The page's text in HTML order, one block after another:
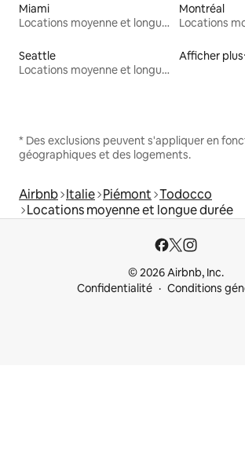
Miami
Locations moyenne et longue durée
Montréal
Seattle
Locations moyenne et longue durée
Afficher plus
* Des exclusions peuvent s'appliquer en
géographiques et des logements.
Airbnb Italie Piémont Todocco
Locations moyenne et longue durée
© 2026 Airbnb, Inc.
Confidentialité
Conditions